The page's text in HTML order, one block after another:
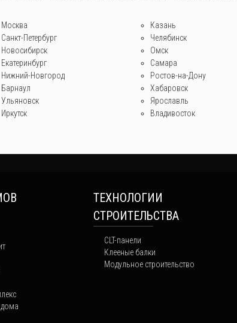
Москва
Санкт-Петербург
Новосибирск
Екатеринбург
Нижний-Новгород
Барнаул
Ульяновск
Иркутск
Казань
Челябинск
Омск
Самара
Ростов-на-Дону
Хабаровск
Ярославль
Владивосток
ТЕХНОЛОГИИ
СТРОИТЕЛЬСТВА
CLT-панели
Клееные балки
Модульное строительство